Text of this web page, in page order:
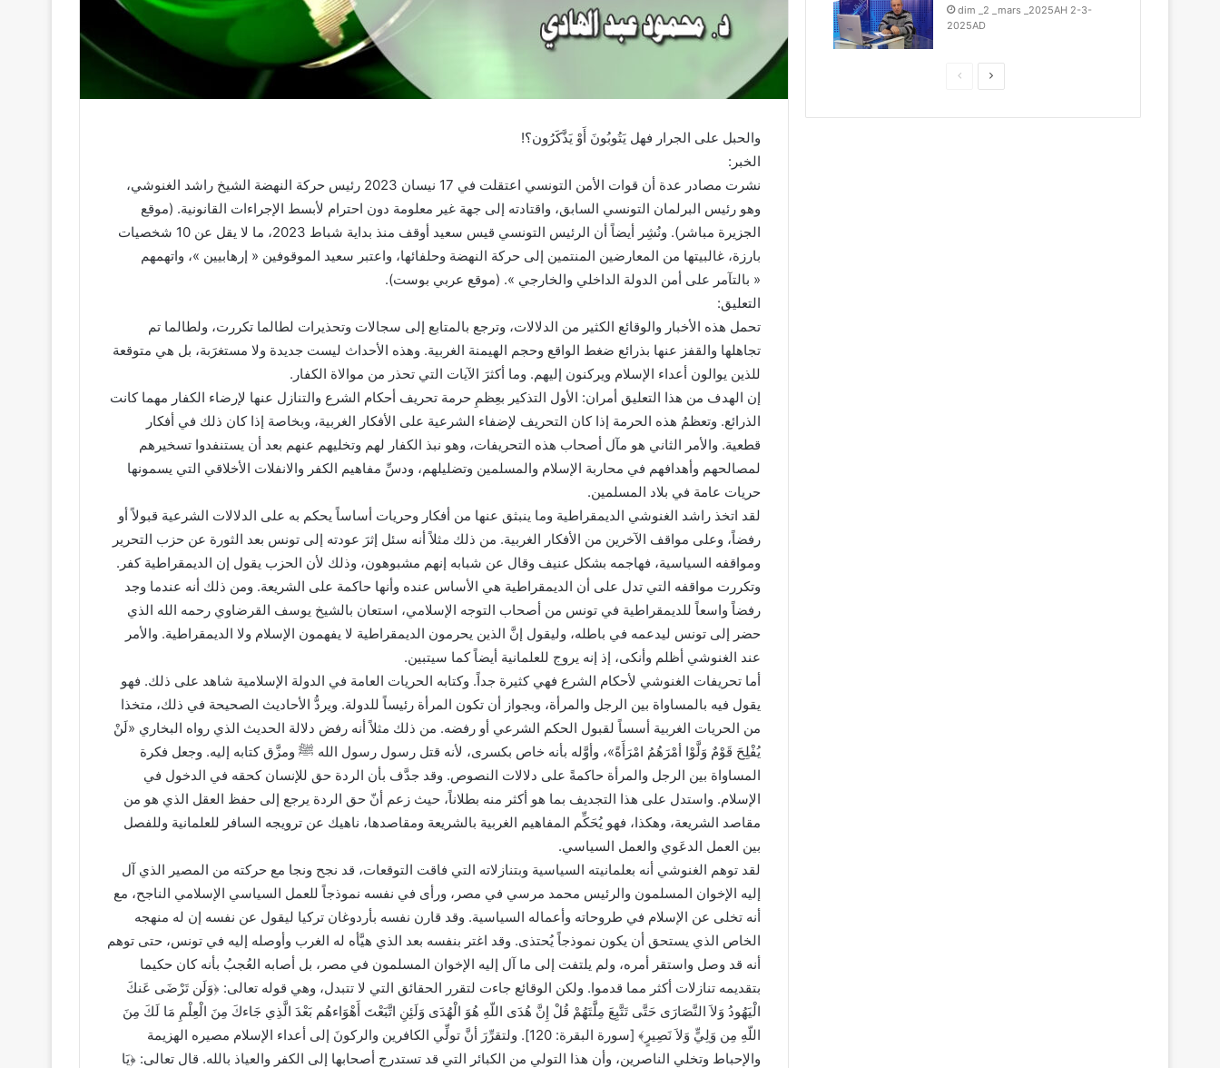
والحبل على الجرار فهل يَتُوبُونَ أَوْ يَذَّكَرُون؟!
الخبر:
نشرت مصادر عدة أن قوات الأمن التونسي اعتقلت في 17 نيسان 2023 رئيس حركة النهضة الشيخ راشد الغنوشي،
وهو رئيس البرلمان التونسي السابق، واقتادته إلى جهة غير معلومة دون احترام لأبسط الإجراءات القانونية. (موقع
الجزيرة مباشر). ونُشِر أيضاً أن الرئيس التونسي قيس سعيد أوقف منذ بداية شباط 2023، ما لا يقل عن 10 شخصيات
بارزة، غالبيتها من المعارضين المنتمين إلى حركة النهضة وحلفائها، واعتبر سعيد الموقوفين « إرهابيين »، واتهمهم
« بالتآمر على أمن الدولة الداخلي والخارجي ». (موقع عربي بوست).
التعليق:
تحمل هذه الأخبار والوقائع الكثير من الدلالات، وترجع بالمتابع إلى سجالات وتحذيرات لطالما تكررت، ولطالما تم
تجاهلها والقفز عنها بذرائع ضغط الواقع وحجم الهيمنة الغربية. وهذه الأحداث ليست جديدة ولا مستغرَبة، بل هي متوقعة
للذين يوالون أعداء الإسلام ويركنون إليهم. وما أكثرَ الآيات التي تحذر من موالاة الكفار.
إن الهدف من هذا التعليق أمران: الأول التذكير بعِظمِ حرمة تحريف أحكام الشرع والتنازل عنها لإرضاء الكفار مهما كانت
الذرائع. وتعظمُ هذه الحرمة إذا كان التحريف لإضفاء الشرعية على الأفكار الغربية، وبخاصة إذا كان ذلك في أفكار
قطعية. والأمر الثاني هو مآل أصحاب هذه التحريفات، وهو نبذ الكفار لهم وتخليهم عنهم بعد أن يستنفدوا تسخيرهم
لمصالحهم وأهدافهم في محاربة الإسلام والمسلمين وتضليلهم، ودسِّ مفاهيم الكفر والانفلات الأخلاقي التي يسمونها
حريات عامة في بلاد المسلمين.
لقد اتخذ راشد الغنوشي الديمقراطية وما ينبثق عنها من أفكار وحريات أساساً يحكم به على الدلالات الشرعية قبولاً أو
رفضاً، وعلى مواقف الآخرين من الأفكار الغربية. من ذلك مثلاً أنه سئل إثرَ عودته إلى تونس بعد الثورة عن حزب التحرير
ومواقفه السياسية، فهاجمه بشكل عنيف وقال عن شبابه إنهم مشبوهون، وذلك لأن الحزب يقول إن الديمقراطية كفر.
وتكررت مواقفه التي تدل على أن الديمقراطية هي الأساس عنده وأنها حاكمة على الشريعة. ومن ذلك أنه عندما وجد
رفضاً واسعاً للديمقراطية في تونس من أصحاب التوجه الإسلامي، استعان بالشيخ يوسف القرضاوي رحمه الله الذي
حضر إلى تونس ليدعمه في باطله، وليقول إنَّ الذين يحرمون الديمقراطية لا يفهمون الإسلام ولا الديمقراطية. والأمر
عند الغنوشي أظلم وأنكى، إذ إنه يروج للعلمانية أيضاً كما سيتبين.
أما تحريفات الغنوشي لأحكام الشرع فهي كثيرة جداً. وكتابه الحريات العامة في الدولة الإسلامية شاهد على ذلك. فهو
يقول فيه بالمساواة بين الرجل والمرأة، وبجواز أن تكون المرأة رئيساً للدولة. ويردُّ الأحاديث الصحيحة في ذلك، متخذا
من الحريات الغربية أسساً لقبول الحكم الشرعي أو رفضه. من ذلك مثلاً أنه رفض دلالة الحديث الذي رواه البخاري «لَنْ
يُفْلِحَ قَوْمٌ وَلَّوْا أمْرَهُمُ امْرَأَةً»، وأوَّله بأنه خاص بكسرى، لأنه قتل رسول رسول الله ﷺ ومزَّق كتابه إليه. وجعل فكرة
المساواة بين الرجل والمرأة حاكمةً على دلالات النصوص. وقد جدَّف بأن الردة حق للإنسان كحقه في الدخول في
الإسلام. واستدل على هذا التجديف بما هو أكثر منه بطلاناً، حيث زعم أنّ حق الردة يرجع إلى حفظ العقل الذي هو من
مقاصد الشريعة، وهكذا، فهو يُحَكِّم المفاهيم الغربية بالشريعة ومقاصدها، ناهيك عن ترويجه السافر للعلمانية وللفصل
بين العمل الدعَوي والعمل السياسي.
لقد توهم الغنوشي أنه بعلمانيته السياسية وبتنازلاته التي فاقت التوقعات، قد نجح ونجا مع حركته من المصير الذي آل
إليه الإخوان المسلمون والرئيس محمد مرسي في مصر، ورأى في نفسه نموذجاً للعمل السياسي الإسلامي الناجح، مع
أنه تخلى عن الإسلام في طروحاته وأعماله السياسية. وقد قارن نفسه بأردوغان تركيا ليقول عن نفسه إن له منهجه
الخاص الذي يستحق أن يكون نموذجاً يُحتذى. وقد اغتر بنفسه بعد الذي هيَّأه له الغرب وأوصله إليه في تونس، حتى توهم
أنه قد وصل واستقر أمره، ولم يلتفت إلى ما آل إليه الإخوان المسلمون في مصر، بل أصابه العُجبُ بأنه كان حكيما
بتقديمه تنازلات أكثر مما قدموا. ولكن الوقائع جاءت لتقرر الحقائق التي لا تتبدل، وهي قوله تعالى: ﴿وَلَن تَرْضَى عَنكَ
الْيَهُودُ وَلاَ النَّصَارَى حَتَّى تَتَّبِعَ مِلَّتَهُمْ قُلْ إِنَّ هُدَى اللّهِ هُوَ الْهُدَى وَلَئِنِ اتَّبَعْتَ أَهْوَاءهُم بَعْدَ الَّذِي جَاءكَ مِنَ الْعِلْمِ مَا لَكَ مِنَ
اللّهِ مِن وَلِيٍّ وَلاَ نَصِيرٍ﴾ [سورة البقرة: 120]. ولتقرِّرَ أنَّ تولِّي الكافرين والركونَ إلى أعداء الإسلام مصيره الهزيمة
والإحباط وتخلي الناصرين، وأن هذا التولي من الكبائر التي قد تستدرج أصحابها إلى الكفر والعياذ بالله. قال تعالى: ﴿يَا
dim _2 _mars _2025AH 2-3-
2025AD